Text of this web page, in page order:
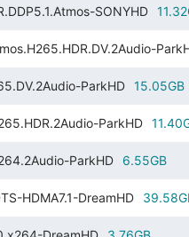
SONYHD
ParkHD 15.05GB
ParkHD
ParkHD 6.55GB
HDMA7.1-DreamHD